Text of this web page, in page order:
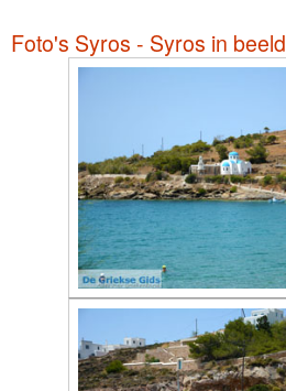
Foto's Syros - Syros in beeld